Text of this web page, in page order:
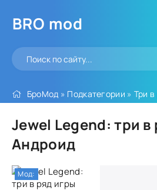
BRO mod
БроМод » Подкатегории » Три в
Jewel Legend: три в
Андроид
Мод: